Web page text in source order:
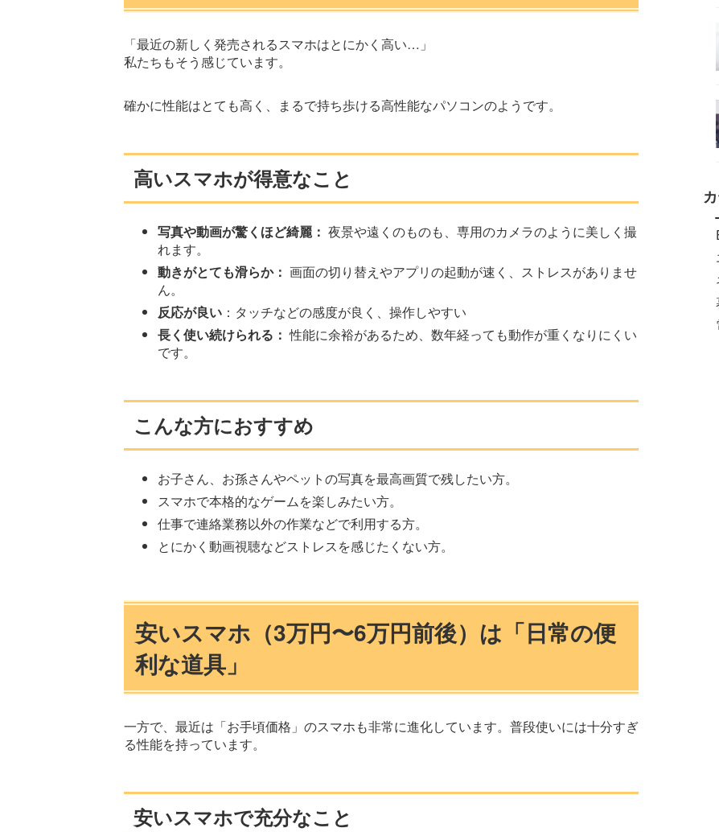
「最近の新しく発売されるスマホはとにかく高い…」
私たちもそう感じています。
確かに性能はとても高く、まるで持ち歩ける高性能なパソコンのようです。
高いスマホが得意なこと
写真や動画が驚くほど綺麗： 夜景や遠くのものも、専用のカメラのように美しく撮
れます。
動きがとても滑らか： 画面の切り替えやアプリの起動が速く、ストレスがありませ
ん。
反応が良い ：タッチなどの感度が良く、操作しやすい
長く使い続けられる： 性能に余裕があるため、数年経っても動作が重くなりにくい
です。
こんな方におすすめ
お子さん、お孫さんやペットの写真を最高画質で残したい方。
スマホで本格的なゲームを楽しみたい方。
仕事で連絡業務以外の作業などで利用する方。
とにかく動画視聴などストレスを感じたくない方。
安いスマホ（3万円〜6万円前後）は「日常の便
利な道具」
一方で、最近は「お手頃価格」のスマホも非常に進化しています。普段使いには十分すぎ
る性能を持っています。
安いスマホで充分なこと